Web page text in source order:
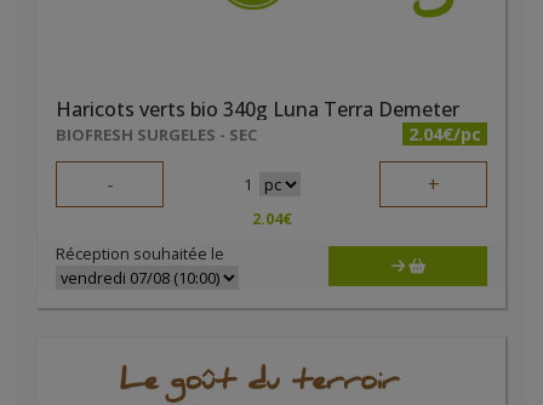
Haricots verts bio 340g Luna Terra Demeter
BIOFRESH SURGELES - SEC 2.04€/pc
- 1 +
2.04€
Réception souhaitée le